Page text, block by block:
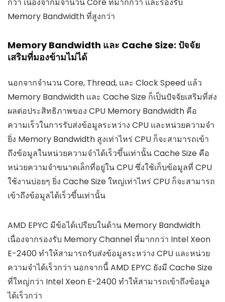
Memory Bandwidth ที่สูงกว่า
Memory Bandwidth และ Cache Size: ปัจจัย
เสริมที่มองข้ามไม่ได้
นอกจากจำนวน Core, Thread, และ Clock Speed แล้ว
Memory Bandwidth และ Cache Size ก็เป็นปัจจัยเสริมที่ส่ง
ผลต่อประสิทธิภาพของ CPU Memory Bandwidth คือ
ความเร็วในการรับส่งข้อมูลระหว่าง CPU และหน่วยความจำ
ยิ่ง Memory Bandwidth สูงเท่าไหร่ CPU ก็จะสามารถเข้า
ถึงข้อมูลในหน่วยความจำได้เร็วขึ้นเท่านั้น Cache Size คือ
หน่วยความจำขนาดเล็กที่อยู่ใน CPU ซึ่งใช้เก็บข้อมูลที่ CPU
ใช้งานบ่อยๆ ยิ่ง Cache Size ใหญ่เท่าไหร่ CPU ก็จะสามารถ
เข้าถึงข้อมูลได้เร็วขึ้นเท่านั้น
AMD EPYC มีข้อได้เปรียบในด้าน Memory Bandwidth
เนื่องจากรองรับ Memory Channel ที่มากกว่า Intel Xeon
E-2400 ทำให้สามารถรับส่งข้อมูลระหว่าง CPU และหน่วย
ความจำได้เร็วกว่า นอกจากนี้ AMD EPYC ยังมี Cache Size
ที่ใหญ่กว่า Intel Xeon E-2400 ทำให้สามารถเข้าถึงข้อมูล
ได้เร็วกว่า